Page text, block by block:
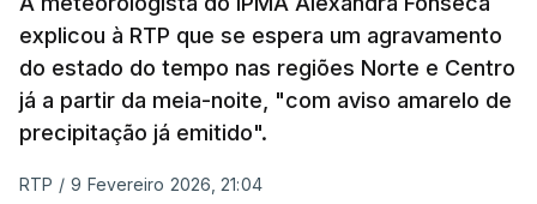
explicou à RTP que se espera um agravamento
do estado do tempo nas regiões Norte e Centro
já a partir da meia-noite, "com aviso amarelo de
precipitação já emitido".
RTP / 9 Fevereiro 2026, 21:04